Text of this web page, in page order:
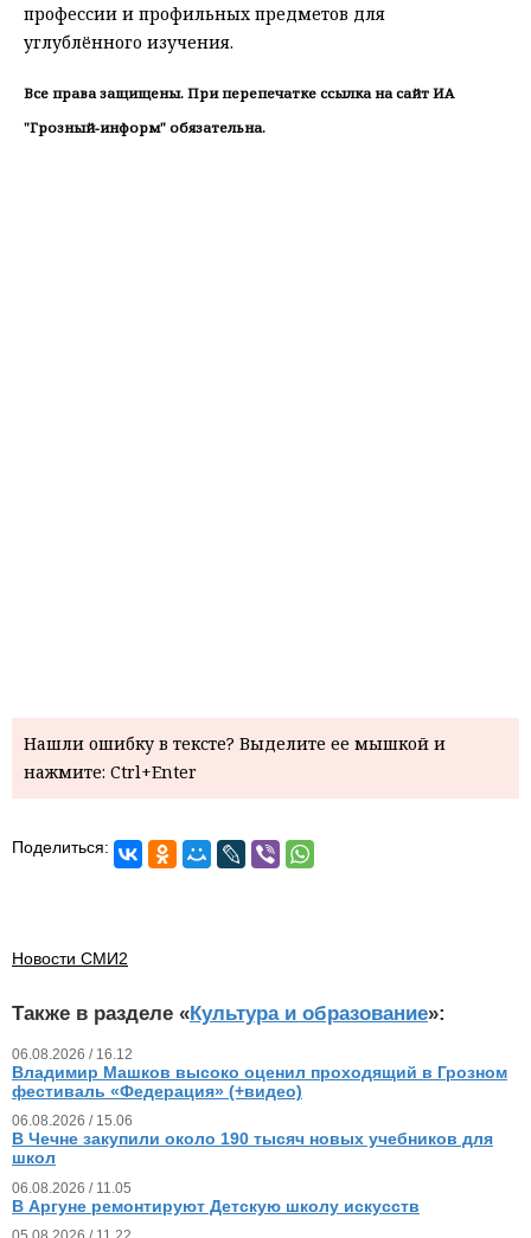
профессии и профильных предметов для
углублённого изучения.
Все права защищены. При перепечатке ссылка на сайт ИА
"Грозный-информ" обязательна.
Нашли ошибку в тексте? Выделите ее мышкой и
нажмите: Ctrl+Enter
Поделиться:
Новости СМИ2
Также в разделе «Культура и образование»:
06.08.2026 / 16.12
Владимир Машков высоко оценил проходящий в Грозном
фестиваль «Федерация» (+видео)
06.08.2026 / 15.06
В Чечне закупили около 190 тысяч новых учебников для
школ
06.08.2026 / 11.05
В Аргуне ремонтируют Детскую школу искусств